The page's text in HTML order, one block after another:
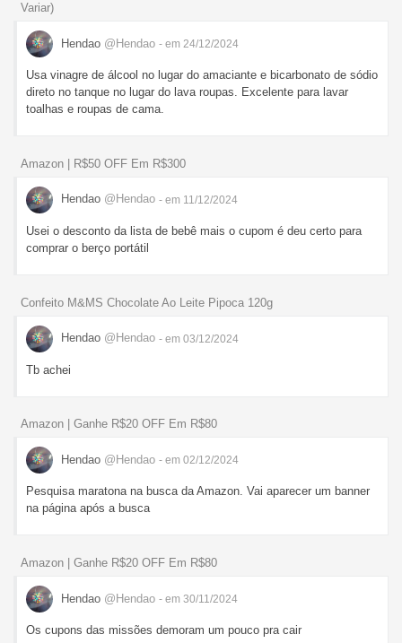
Variar)
Hendao @Hendao - em 24/12/2024
Usa vinagre de álcool no lugar do amaciante e bicarbonato de sódio
direto no tanque no lugar do lava roupas. Excelente para lavar
toalhas e roupas de cama.
Amazon | R$50 OFF Em R$300
Hendao @Hendao - em 11/12/2024
Usei o desconto da lista de bebê mais o cupom é deu certo para
comprar o berço portátil
Confeito M&MS Chocolate Ao Leite Pipoca 120g
Hendao @Hendao - em 03/12/2024
Tb achei
Amazon | Ganhe R$20 OFF Em R$80
Hendao @Hendao - em 02/12/2024
Pesquisa maratona na busca da Amazon. Vai aparecer um banner
na página após a busca
Amazon | Ganhe R$20 OFF Em R$80
Hendao @Hendao - em 30/11/2024
Os cupons das missões demoram um pouco pra cair